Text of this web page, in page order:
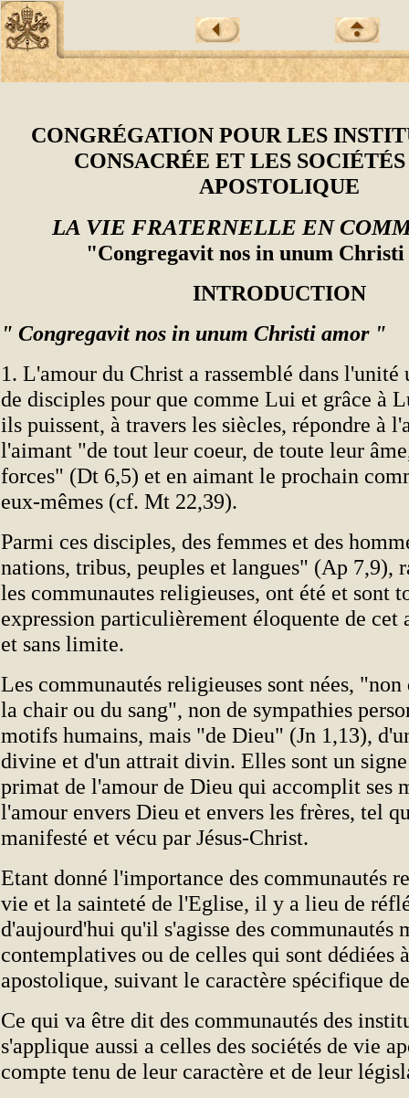
CONGRÉGATION POUR LES
CONSACRÉE ET LES
APOSTOLIQUE
LA VIE FRATERNELLE EN
"Congregavit nos in unum
INTRODUCTION
" Congregavit nos in unum Christi amor "
1. L'amour du Christ a rassemblé dans l'unité
de disciples pour que comme Lui et grâce à
ils puissent, à travers les siècles, répondre à
l'aimant "de tout leur coeur, de toute leur
forces" (Dt 6,5) et en aimant le prochain
eux-mêmes (cf. Mt 22,39).
Parmi ces disciples, des femmes et des
nations, tribus, peuples et langues" (Ap 7,9),
les communautes religieuses, ont été et sont
expression particulièrement éloquente de cet
et sans limite.
Les communautés religieuses sont nées,
la chair ou du sang", non de sympathies
motifs humains, mais "de Dieu" (Jn 1,13),
divine et d'un attrait divin. Elles sont un
primat de l'amour de Dieu qui accomplit ses
l'amour envers Dieu et envers les frères, tel
manifesté et vécu par Jésus-Christ.
Etant donné l'importance des communautés
vie et la sainteté de l'Eglise, il y a lieu de
d'aujourd'hui qu'il s'agisse des communautés
contemplatives ou de celles qui sont dédiées
apostolique, suivant le caractère spécifique
Ce qui va être dit des communautés des
s'applique aussi a celles des sociétés de vie
compte tenu de leur caractère et de leur